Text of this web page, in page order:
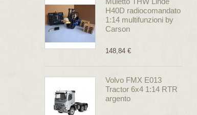
H40D radiocomandato
1:14 multifunzioni by
Carson
148,84 €
Volvo FMX E013
Tractor 6x4 1:14 RTR
argento